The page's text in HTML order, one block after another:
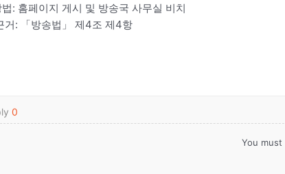
: 홈페이지 게시 및 방송국 사무실 비치
거: 「방송법」 제4조 제4항
0
You must